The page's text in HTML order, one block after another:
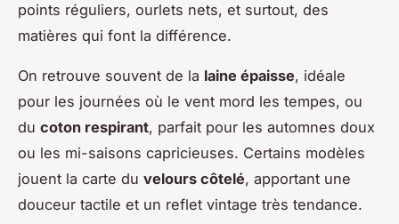
points réguliers, ourlets nets, et surtout, des
matières qui font la différence.
On retrouve souvent de la laine épaisse, idéale
pour les journées où le vent mord les tempes, ou
du coton respirant, parfait pour les automnes doux
ou les mi-saisons capricieuses. Certains modèles
jouent la carte du velours côtelé, apportant une
douceur tactile et un reflet vintage très tendance.